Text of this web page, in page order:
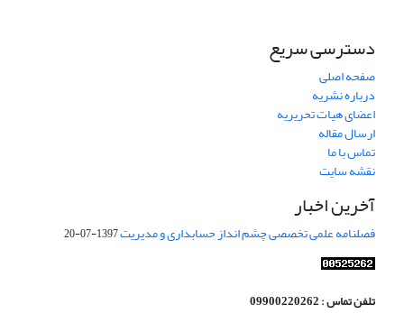
دسترسی سریع
صفحه اصلی
درباره نشریه
اعضای هیات تحریریه
ارسال مقاله
تماس با ما
نقشه سایت
آخرین اخبار
فصلنامه علمی تخصصی چشم انداز حسابداری و مدیریت1397-07-20
تلفن تماس : 09900220262